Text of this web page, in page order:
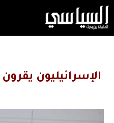
الإسرائيليون